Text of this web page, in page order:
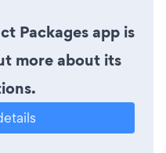
Packages app is
more about its